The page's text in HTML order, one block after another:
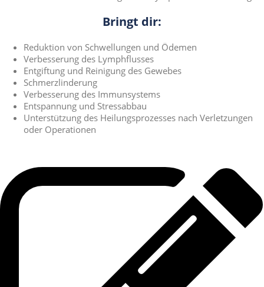
Bringt dir:
Reduktion von Schwellungen und Ödemen
Verbesserung des Lymphflusses
Entgiftung und Reinigung des Gewebes
Schmerzlinderung
Verbesserung des Immunsystems
Entspannung und Stressabbau
Unterstützung des Heilungsprozesses nach Verletzungen
oder Operationen